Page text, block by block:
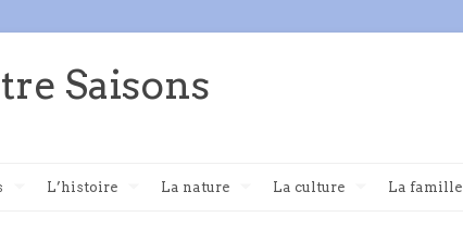
Saisons
L’histoire La nature La culture La famille